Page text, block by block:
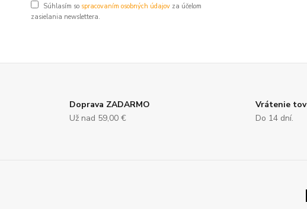
Súhlasím so spracovaním osobných údajov za účelom
zasielania newslettera.
Doprava ZADARMO
Už nad 59,00 €
Vrátenie
Do 14 dní.